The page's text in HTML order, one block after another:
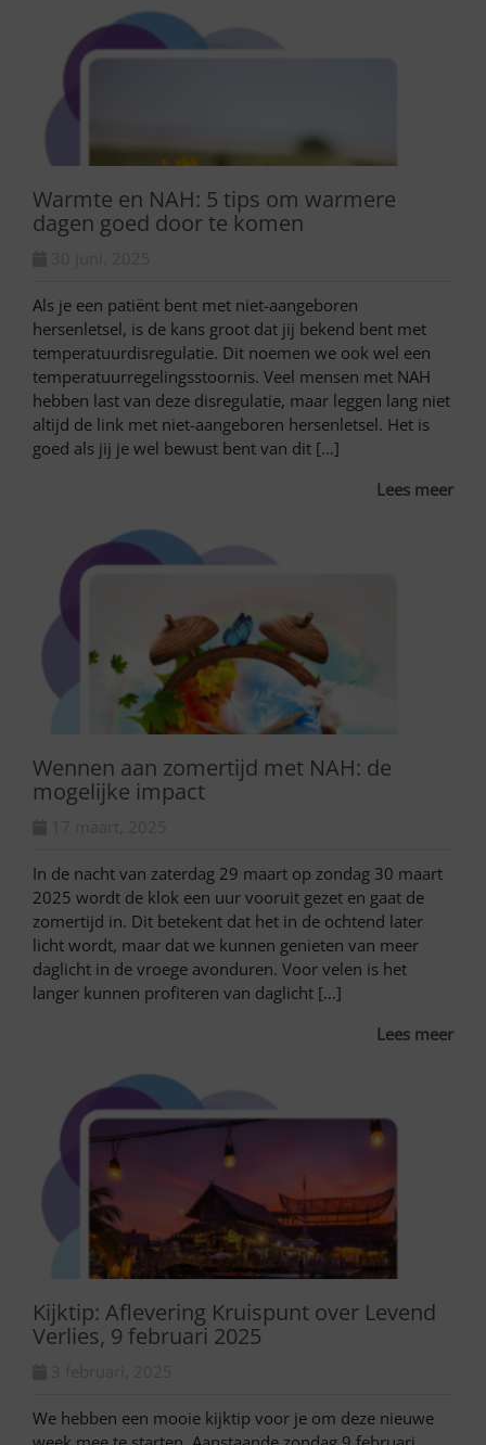
Warmte en NAH: 5 tips om warmere
dagen goed door te komen
Als je een patiënt bent met niet-aangeboren
hersenletsel, is de kans groot dat jij bekend bent met
temperatuurdisregulatie. Dit noemen we ook wel een
temperatuurregelingsstoornis. Veel mensen met NAH
hebben last van deze disregulatie, maar leggen lang niet
altijd de link met niet-aangeboren hersenletsel. Het is
goed als jij je wel bewust bent van dit […]
Lees meer
Wennen aan zomertijd met NAH: de
mogelijke impact
In de nacht van zaterdag 29 maart op zondag 30 maart
2025 wordt de klok een uur vooruit gezet en gaat de
zomertijd in. Dit betekent dat het in de ochtend later
licht wordt, maar dat we kunnen genieten van meer
daglicht in de vroege avonduren. Voor velen is het
langer kunnen profiteren van daglicht […]
Lees meer
Kijktip: Aflevering Kruispunt over Levend
Verlies, 9 februari 2025
We hebben een mooie kijktip voor je om deze nieuwe